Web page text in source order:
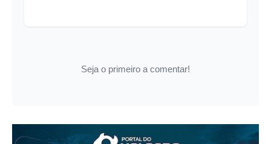
Seja o primeiro a comentar!